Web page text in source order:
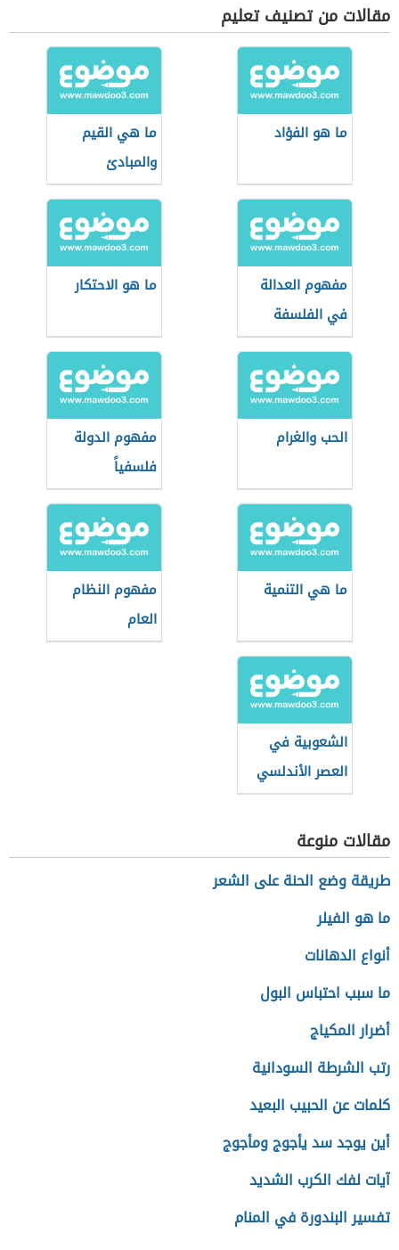
مقالات من تصنيف تعليم
ما هو الفؤاد
ما هي القيم
والمبادئ
مفهوم العدالة
في الفلسفة
ما هو الاحتكار
الحب والغرام
مفهوم الدولة
فلسفياً
ما هي التنمية
مفهوم النظام
العام
الشعوبية في
العصر الأندلسي
مقالات منوعة
طريقة وضع الحنة على الشعر
ما هو الفيلر
أنواع الدهانات
ما سبب احتباس البول
أضرار المكياج
رتب الشرطة السودانية
كلمات عن الحبيب البعيد
أين يوجد سد يأجوج ومأجوج
آيات لفك الكرب الشديد
تفسير البندورة في المنام